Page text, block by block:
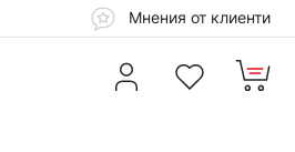
Мнения от клиенти